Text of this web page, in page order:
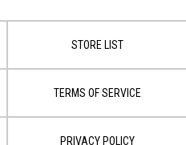
STORE LIST
TERMS OF SERVICE
PRIVACY POLICY